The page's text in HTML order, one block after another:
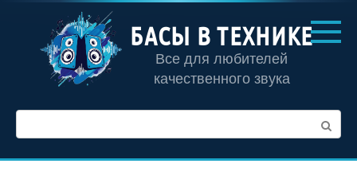
контенту
БАСЫ В ТЕХНИКЕ
Все для любителей
качественного звука